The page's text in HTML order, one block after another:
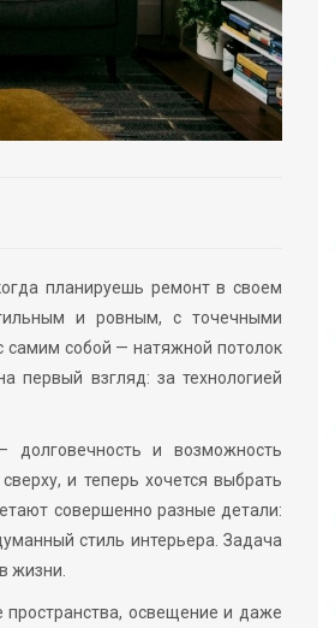
планируешь ремонт в своем
и ровным, с точечными
самим собой — натяжной потолок
первый взгляд: за технологией
и возможность
и теперь хочется выбрать
совершенно разные детали:
стиль интерьера. Задача
жизни.
освещение и даже